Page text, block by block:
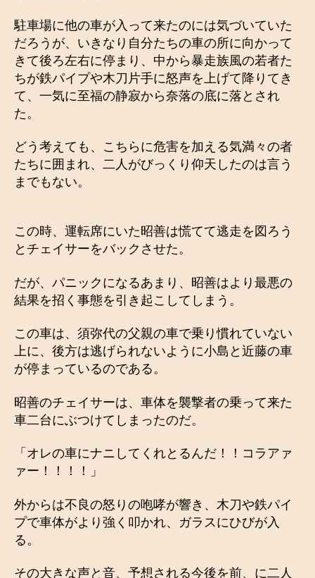
駐車場に他の車が入って来たのには気づいていた
だろうが、いきなり自分たちの車の所に向かって
きて後ろ左右に停まり、中から暴走族風の若者た
ちが鉄パイプや木刀片手に怒声を上げて降りてき
て、一気に至福の静寂から奈落の底に落とされ
た。
どう考えても、こちらに危害を加える気満々の者
たちに囲まれ、二人がびっくり仰天したのは言う
までもない。
この時、運転席にいた昭善は慌てて逃走を図ろう
とチェイサーをバックさせた。
だが、パニックになるあまり、昭善はより最悪の
結果を招く事態を引き起こしてしまう。
この車は、須弥代の父親の車で乗り慣れていない
上に、後方は逃げられないように小島と近藤の車
が停まっているのである。
昭善のチェイサーは、車体を襲撃者の乗って来た
車二台にぶつけてしまったのだ。
「オレの車にナニしてくれとるんだ！！コラアァ
ァー！！！！」
外からは不良の怒りの咆哮が響き、木刀や鉄パイ
プで車体がより強く叩かれ、ガラスにひびが入
る。
その大きな声と音、予想される今後を前、に二人